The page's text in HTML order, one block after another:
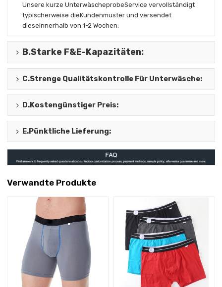
Unsere kurze UnterwäscheprobeService vervollständigt
typischerweise dieKundenmuster und versendet
dieseinnerhalb von 1-2 Wochen.
B.Starke F&E-Kapazitäten:
C.Strenge Qualitätskontrolle Für Unterwäsche:
D.Kostengünstiger Preis:
E.Pünktliche Lieferung:
Verwandte Produkte